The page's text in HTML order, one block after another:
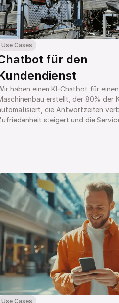
Use Cases
für den
haben einen KI-Chatbot für einen
erstellt, der 80% der
die Antwortzeiten
steigert und die
Use Cases